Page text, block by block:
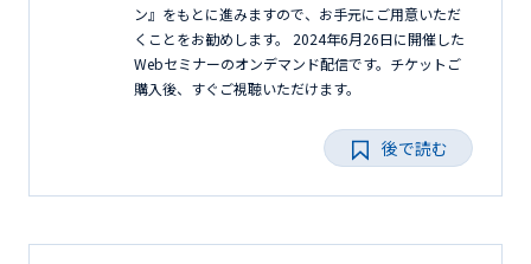
ン』をもとに進みますので、お手元にご用意いただ
くことをお勧めします。 2024年6月26日に開催した
Webセミナーのオンデマンド配信です。チケットご
購入後、すぐご視聴いただけます。
後で読む